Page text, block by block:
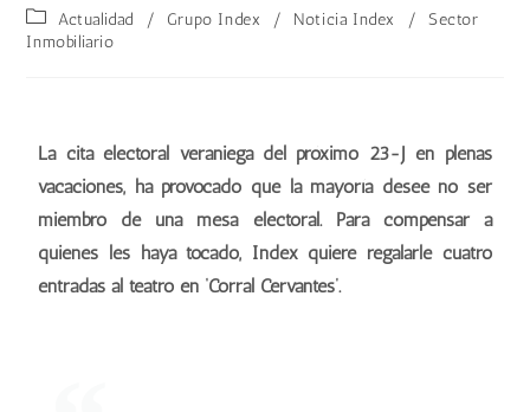
Actualidad
/ Grupo Index / Noticia Index /
Sector
Inmobiliario
La cita electoral veraniega del próximo 23-J en plenas
vacaciones, ha provocado que la mayoría desee no ser
miembro de una mesa electoral. Para compensar a
quienes les haya tocado, Index quiere regalarle cuatro
entradas al teatro en ‘Corral Cervantes’.